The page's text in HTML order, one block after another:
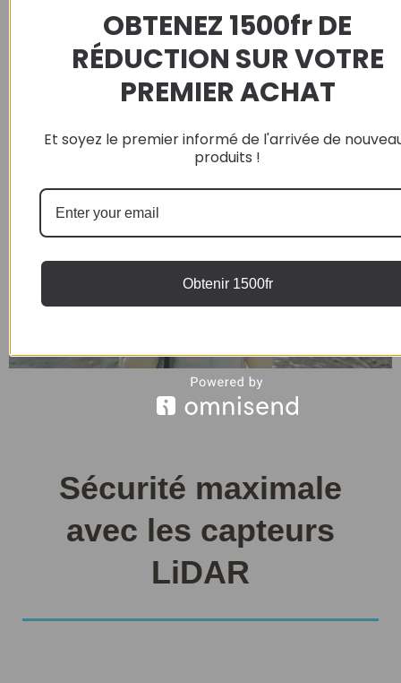
action ou une cérémonie depuis une distance
Sécurité maximale
avec les capteurs
LiDAR
OBTENEZ 1500fr DE
RÉDUCTION SUR VOTRE
PREMIER ACHAT
Et soyez le premier informé de l'arrivée de
produits !
Obtenir 1500fr